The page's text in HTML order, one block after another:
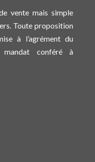
vente mais simple
Toute proposition
à l’agrément du
mandat conféré à